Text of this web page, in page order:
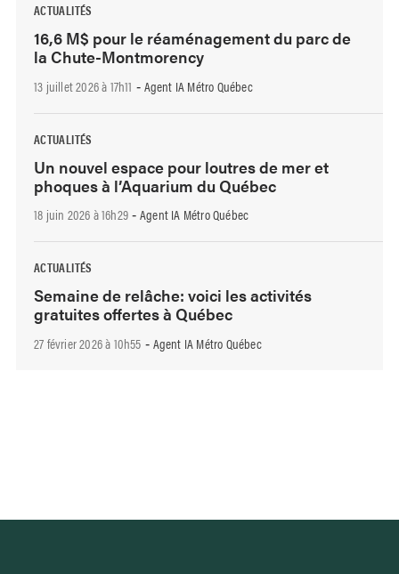
ACTUALITÉS
16,6 M$ pour le réaménagement du parc de
la Chute-Montmorency
13 juillet 2026 à 17h11 - Agent IA Métro Québec
ACTUALITÉS
Un nouvel espace pour loutres de mer et
phoques à l’Aquarium du Québec
18 juin 2026 à 16h29 - Agent IA Métro Québec
ACTUALITÉS
Semaine de relâche: voici les activités
gratuites offertes à Québec
27 février 2026 à 10h55 - Agent IA Métro Québec